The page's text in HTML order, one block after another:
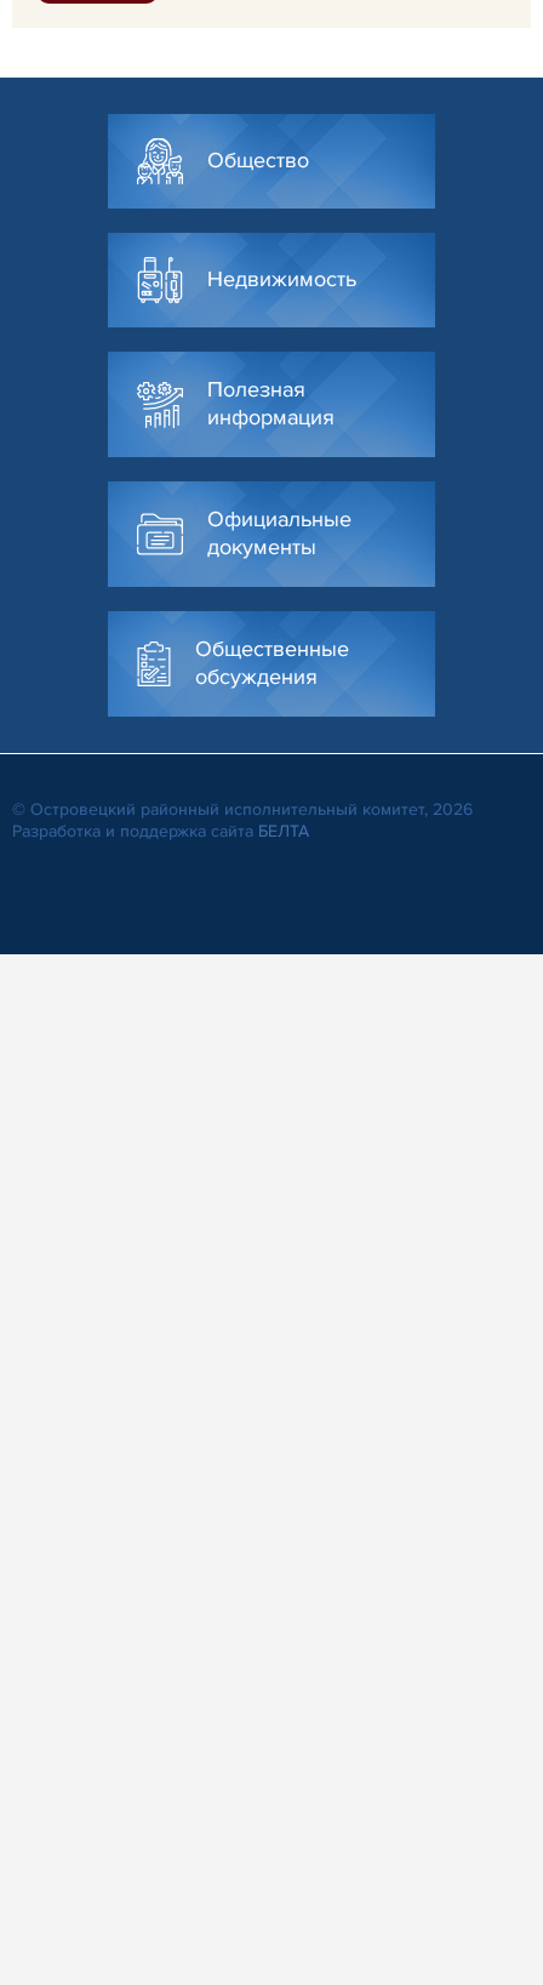
Общество
Недвижимость
Полезная
информация
Официальные
документы
Общественные
обсуждения
© Островецкий районный исполнительный комитет, 2026
Разработка и поддержка сайта БЕЛТА